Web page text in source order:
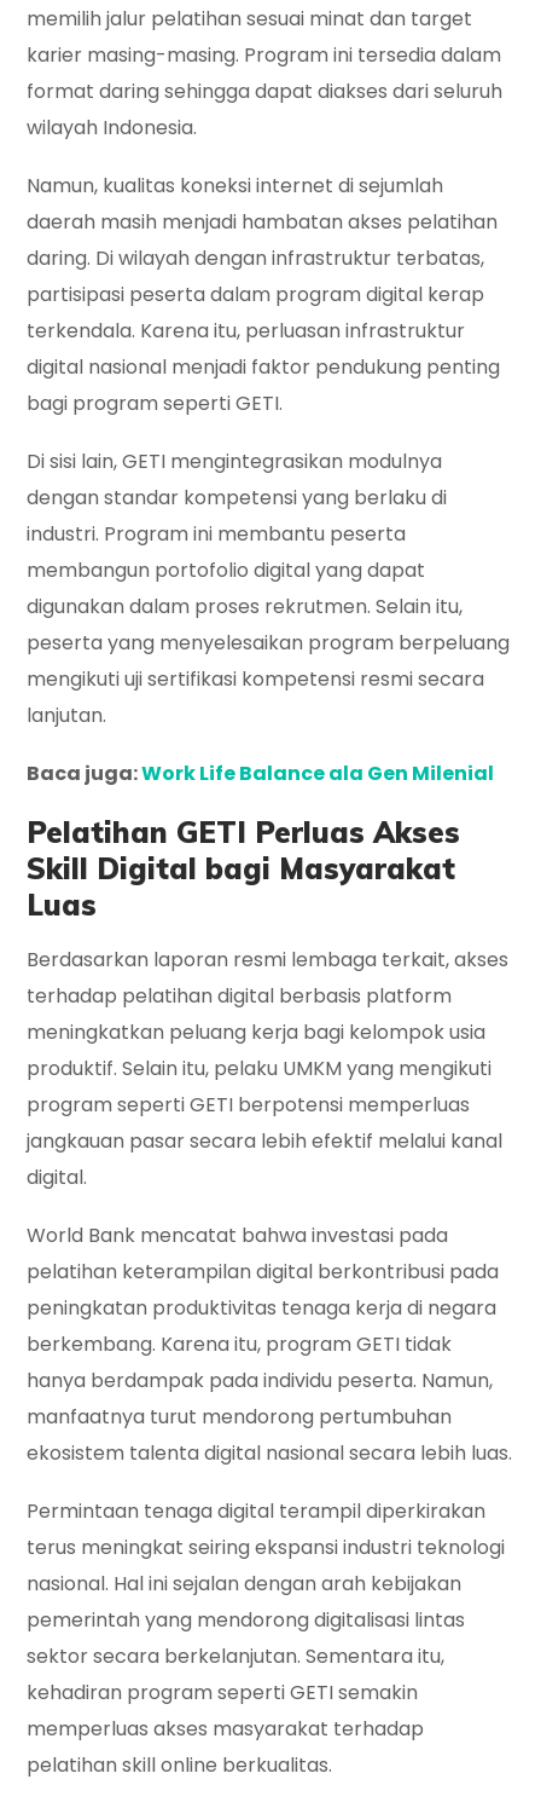
memilih jalur pelatihan sesuai minat dan target
karier masing-masing. Program ini tersedia dalam
format daring sehingga dapat diakses dari seluruh
wilayah Indonesia.
Namun, kualitas koneksi internet di sejumlah
daerah masih menjadi hambatan akses pelatihan
daring. Di wilayah dengan infrastruktur terbatas,
partisipasi peserta dalam program digital kerap
terkendala. Karena itu, perluasan infrastruktur
digital nasional menjadi faktor pendukung penting
bagi program seperti GETI.
Di sisi lain, GETI mengintegrasikan modulnya
dengan standar kompetensi yang berlaku di
industri. Program ini membantu peserta
membangun portofolio digital yang dapat
digunakan dalam proses rekrutmen. Selain itu,
peserta yang menyelesaikan program berpeluang
mengikuti uji sertifikasi kompetensi resmi secara
lanjutan.
Baca juga:Work Life Balance ala Gen Milenial
Pelatihan GETI Perluas Akses
Skill Digital bagi Masyarakat
Luas
Berdasarkan laporan resmi lembaga terkait, akses
terhadap pelatihan digital berbasis platform
meningkatkan peluang kerja bagi kelompok usia
produktif. Selain itu, pelaku UMKM yang mengikuti
program seperti GETI berpotensi memperluas
jangkauan pasar secara lebih efektif melalui kanal
digital.
World Bank mencatat bahwa investasi pada
pelatihan keterampilan digital berkontribusi pada
peningkatan produktivitas tenaga kerja di negara
berkembang. Karena itu, program GETI tidak
hanya berdampak pada individu peserta. Namun,
manfaatnya turut mendorong pertumbuhan
ekosistem talenta digital nasional secara lebih luas.
Permintaan tenaga digital terampil diperkirakan
terus meningkat seiring ekspansi industri teknologi
nasional. Hal ini sejalan dengan arah kebijakan
pemerintah yang mendorong digitalisasi lintas
sektor secara berkelanjutan. Sementara itu,
kehadiran program seperti GETI semakin
memperluas akses masyarakat terhadap
pelatihan skill online berkualitas.